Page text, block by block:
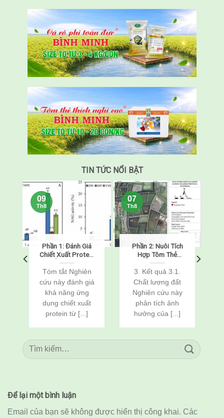
TIN TỨC NỔI BẬT
Phần 1: Đánh Giá
Chiết Xuất Protein
Từ Ấu Trùng Sâu
Bột Vàng
(Tenebrio molitor)
Như Một Chất Bảo
Vệ Chống Đông
Lạnh Cho Tôm Thẻ
Chân Trắng Đông
Tóm tắt Nghiên
cứu này đánh giá
khả năng ứng
dụng chiết xuất
protein từ [...]
09
Th8
Phần 2: Nuôi Tích
Hợp Tôm Thẻ
Chân Trắng
(Penaeus
vannamei) Và Cá
Rô Phi
(Oreochromis
niloticus) Thông
Qua Cải Tạo Đất
3. Kết quả 3.1.
Chất lượng đất
Nghiên cứu này
phân tích ảnh
hưởng của [...]
07
Th8
Để lại một bình luận
Email của bạn sẽ không được hiển thị công khai. Các